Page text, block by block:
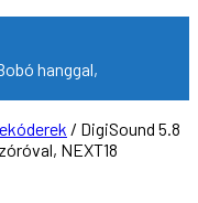
hanggal,
/ DigiSound 5.8
NEXT18